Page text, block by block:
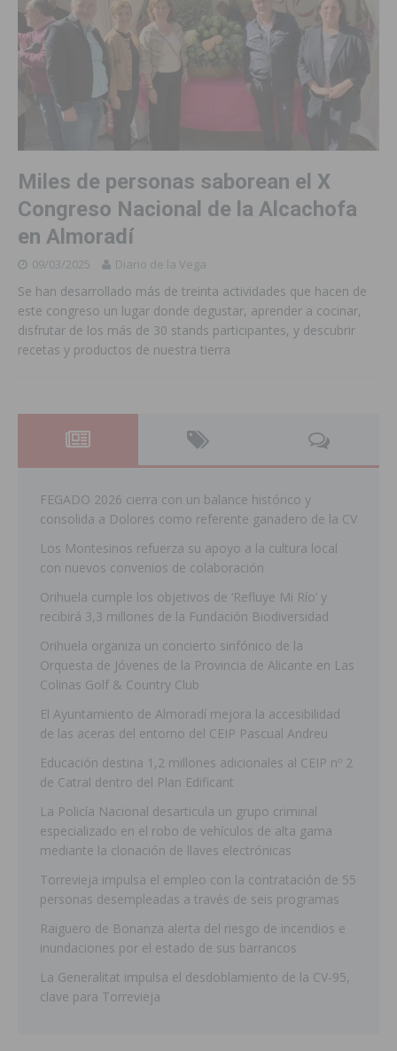
Miles de personas saborean el X
Congreso Nacional de la Alcachofa
en Almoradí
09/03/2025 Diario de la Vega
Se han desarrollado más de treinta actividades que hacen de
este congreso un lugar donde degustar, aprender a cocinar,
disfrutar de los más de 30 stands participantes, y descubrir
recetas y productos de nuestra tierra
FEGADO 2026 cierra con un balance histórico y
consolida a Dolores como referente ganadero de la CV
Los Montesinos refuerza su apoyo a la cultura local
con nuevos convenios de colaboración
Orihuela cumple los objetivos de ‘Refluye Mi Río’ y
recibirá 3,3 millones de la Fundación Biodiversidad
Orihuela organiza un concierto sinfónico de la
Orquesta de Jóvenes de la Provincia de Alicante en Las
Colinas Golf & Country Club
El Ayuntamiento de Almoradí mejora la accesibilidad
de las aceras del entorno del CEIP Pascual Andreu
Educación destina 1,2 millones adicionales al CEIP nº 2
de Catral dentro del Plan Edificant
La Policía Nacional desarticula un grupo criminal
especializado en el robo de vehículos de alta gama
mediante la clonación de llaves electrónicas
Torrevieja impulsa el empleo con la contratación de 55
personas desempleadas a través de seis programas
Raiguero de Bonanza alerta del riesgo de incendios e
inundaciones por el estado de sus barrancos
La Generalitat impulsa el desdoblamiento de la CV-95,
clave para Torrevieja